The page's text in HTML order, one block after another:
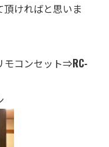
ければと思いま
モコンセット⇒RC-